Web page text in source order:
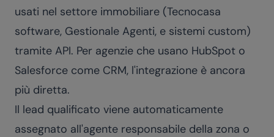
usati nel settore immobiliare (Tecnocasa
software, Gestionale Agenti, e sistemi custom)
tramite API. Per agenzie che usano HubSpot o
Salesforce come CRM, l'integrazione è ancora
più diretta.
Il lead qualificato viene automaticamente
assegnato all'agente responsabile della zona o